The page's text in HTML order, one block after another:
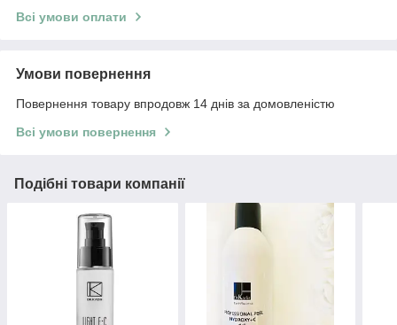
Всі умови оплати
Умови повернення
Повернення товару впродовж 14 днів за домовленістю
Всі умови повернення
Подібні товари компанії